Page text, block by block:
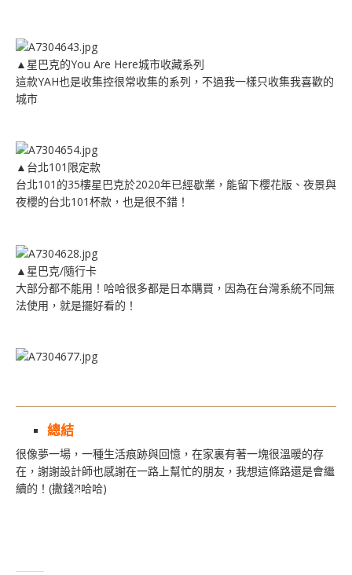
▲星巴克的You Are Here城市收藏系列
這款YAH也是收集控很常收集的系列，不過我一樣只收集我喜歡的
城市
▲台北101限定款
台北101的35樓星巴克於2020年已經歇業，能留下櫻花版、夜景與
夜櫻的台北101杯款，也是很不錯！
▲星巴克/隨行卡
大部分都不能用！哈哈很多都是日本購買，因為在台灣系統不同無
法使用，就是擺好看的！
總結
很像夢一場，一種生活痕跡與回憶，在家裏有著一塊很溫暖的存
在，謝謝設計師也感謝在一路上幫忙的朋友，我想這條路還是會繼
續的！(撒錢?!哈哈)